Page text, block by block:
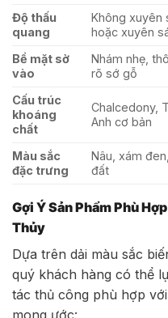
Độ thấu
quang
Không xuyên
hoặc xuyên
Bề mặt sờ
vào
Nhám nhẹ,
rõ sớ gỗ
Cấu trúc
khoáng
chất
Chalcedony,
Anh cơ bản
Màu sắc
đặc trưng
Nâu, xám
đất
Gợi Ý Sản Phẩm Phù
Thủy
Dựa trên dải màu sắc
quý khách hàng có thể
tác thủ công phù hợp
mong ước: